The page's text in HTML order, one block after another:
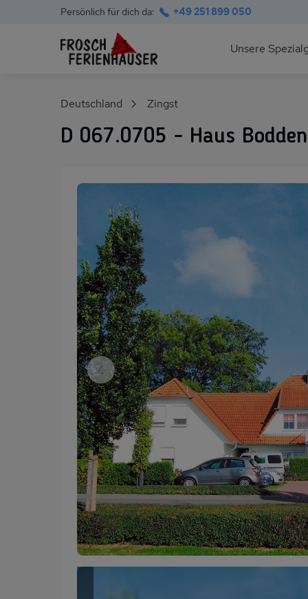
Persönlich für dich da: +49 251 899 050
Hauptnavigation
Unsere
Polnische Ostsee
Skihütten &
Deutschland Zingst
D 067.0705 - Haus